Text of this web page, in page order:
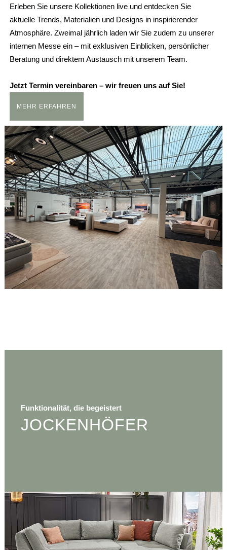
Erleben Sie unsere Kollektionen live und entdecken Sie
aktuelle Trends, Materialien und Designs in inspirierender
Atmosphäre. Zweimal jährlich laden wir Sie zudem zu unserer
internen Messe ein – mit exklusiven Einblicken, persönlicher
Beratung und direktem Austausch mit unserem Team.
Jetzt Termin vereinbaren – wir freuen uns auf Sie!
MEHR ERFAHREN
Funktionalität, die begeistert
JOCKENHÖFER